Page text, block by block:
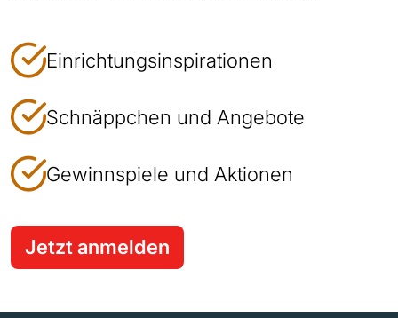
Einrichtungsinspirationen
Schnäppchen und Angebote
Gewinnspiele und Aktionen
Jetzt anmelden